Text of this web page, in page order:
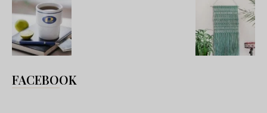
FACEBOOK